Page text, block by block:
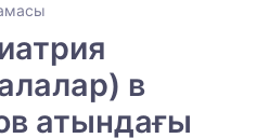
в
атындағы